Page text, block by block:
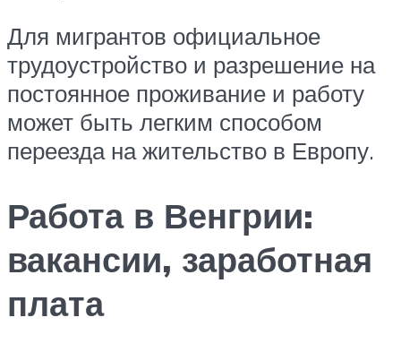
Для мигрантов официальное
трудоустройство и разрешение на
постоянное проживание и работу
может быть легким способом
переезда на жительство в Европу.
Работа в Венгрии:
вакансии, заработная
плата